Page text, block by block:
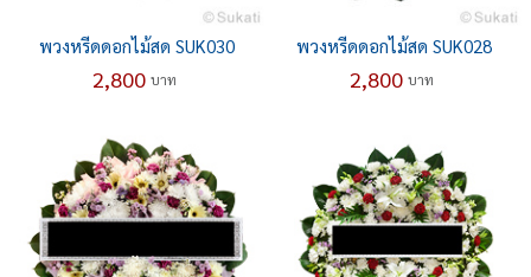
พวงหรีดดอกไม้สด SUK030
2,800 บาท
พวงหรีดดอกไม้สด SUK028
2,800 บาท